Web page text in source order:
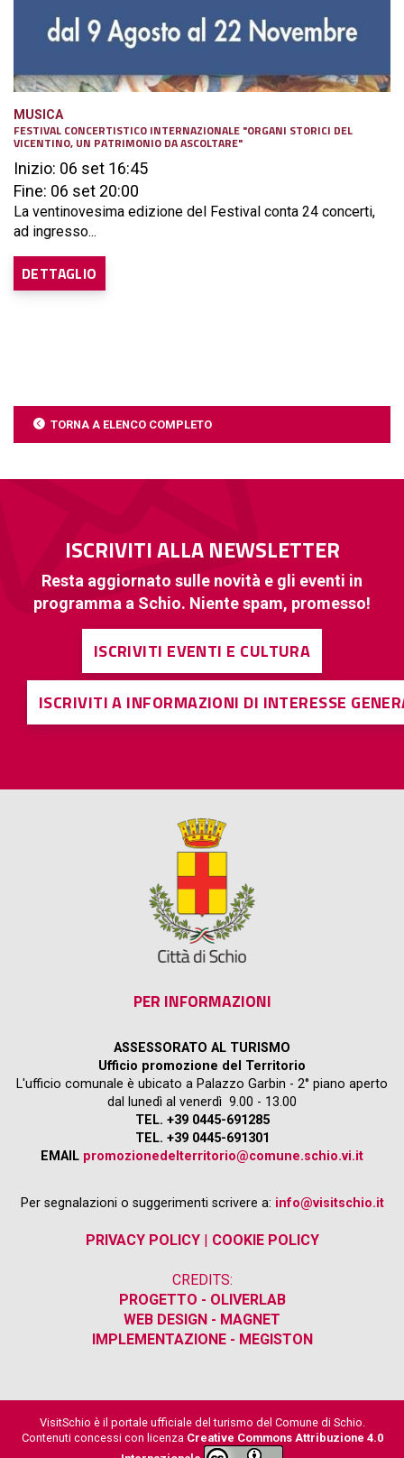
MUSICA
FESTIVAL CONCERTISTICO INTERNAZIONALE "ORGANI STORICI DEL
VICENTINO, UN PATRIMONIO DA ASCOLTARE"
Inizio: 06 set 16:45
Fine: 06 set 20:00
La ventinovesima edizione del Festival conta 24 concerti,
ad ingresso...
DETTAGLIO
TORNA A ELENCO COMPLETO
ISCRIVITI ALLA NEWSLETTER
Resta aggiornato sulle novità e gli eventi in
programma a Schio. Niente spam, promesso!
ISCRIVITI EVENTI E CULTURA
ISCRIVITI A INFORMAZIONI DI INTERESSE
PER INFORMAZIONI
ASSESSORATO AL TURISMO
Ufficio promozione del Territorio
L'ufficio comunale è ubicato a Palazzo Garbin - 2° piano aperto
dal lunedì al venerdì 9.00 - 13.00
TEL. +39 0445-691285
TEL. +39 0445-691301
EMAIL promozionedelterritorio@comune.schio.vi.it
Per segnalazioni o suggerimenti scrivere a: info@visitschio.it
PRIVACY POLICY| COOKIE POLICY
CREDITS:
PROGETTO - OLIVERLAB
WEB DESIGN - MAGNET
IMPLEMENTAZIONE - MEGISTON
VisitSchio è il portale ufficiale del turismo del Comune di Schio.
Contenuti concessi con licenza Creative Commons Attribuzione 4.0